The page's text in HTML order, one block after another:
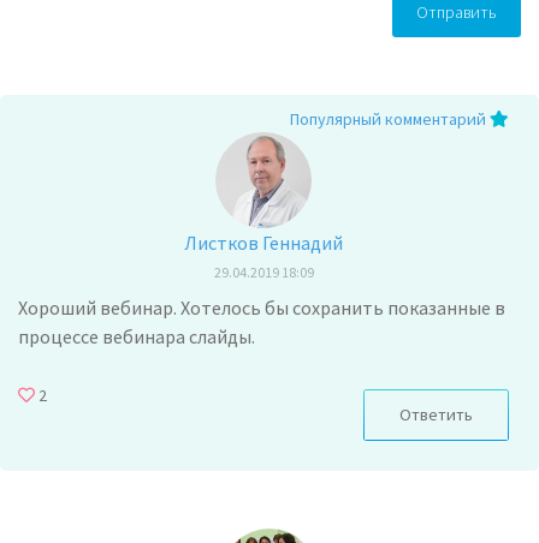
Отправить
Популярный комментарий
Листков Геннадий
29.04.2019 18:09
Хороший вебинар. Хотелось бы сохранить показанные в
процессе вебинара слайды.
2
Ответить